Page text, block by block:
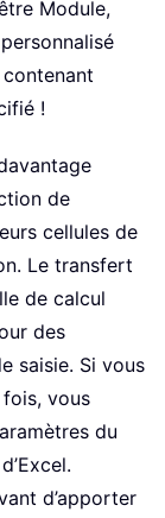
Module,
contenant
!
de
cellules de
Le transfert
de calcul
des
saisie. Si vous
vous
du
d’apporter